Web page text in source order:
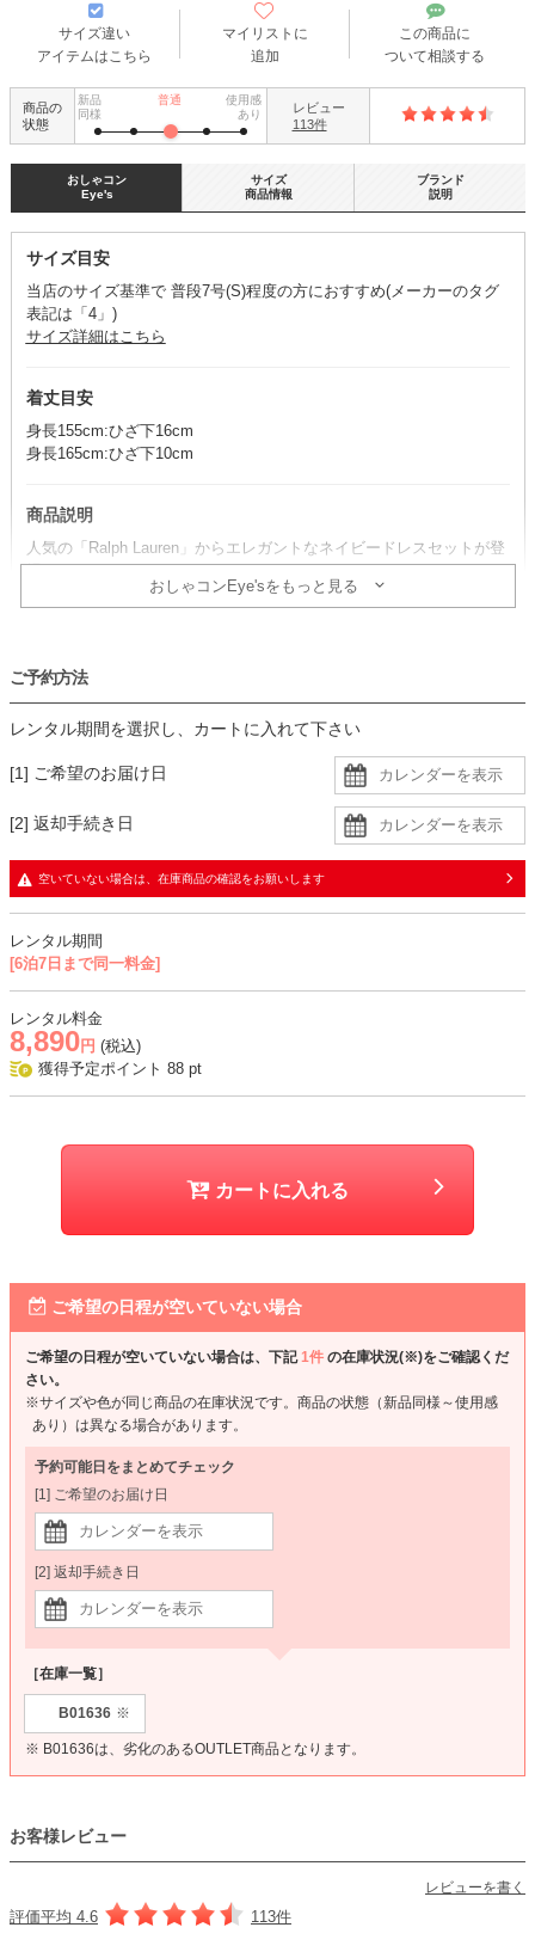
サイズ違い
アイテムはこちら
マイリストに
追加
この商品に
ついて相談する
商品の
状態
新品
同様
普通
使用感
あり
レビュー
113件
おしゃコン
Eye's
サイズ目安
当店のサイズ基準で 普段7号(S)程度の方におすすめ(メーカーのタグ
表記は「4」)
サイズ詳細はこちら
着丈目安
身長155cm:ひざ下16cm
身長165cm:ひざ下10cm
商品説明
人気の「Ralph Lauren」からエレガントなネイビードレスセットが登
場。
フラワーモチーフの総レースがとっても豪華で、気品ある大人ドレス
おしゃコンEye'sをもっと見る
コーデのポイント
ベージュ系の小物で揃えると、統一感のある華やかなコーデに仕上が
ります。
ドレスに透け感があるので、羽織りを脱いで着用される場合は、肩紐
・ドレスはレース生地に同色裏地の二枚重ねで、デコルテと背中、袖
に透け感あり
おすすめシーン
結婚式、二次会、同窓会、パーティー、顔合わせ、発表会、式典など
サイズ
商品情報
ブランド
説明
ご予約方法
レンタル期間を選択し、カートに入れて下さい
[1] ご希望のお届け日
[2] 返却手続き日
空いていない場合は、在庫商品の確認をお願いします
レンタル期間
[6泊7日まで同一料金]
レンタル料金
8,890 円 (税込)
獲得予定ポイント 88 pt
カートに入れる
ご希望の日程が空いていない場合
ご希望の日程が空いていない場合は、下記 1件 の在庫状況(※)をご確認くだ
さい。
※サイズや色が同じ商品の在庫状況です。商品の状態（新品同様～使用感
あり）は異なる場合があります。
予約可能日をまとめてチェック
[1] ご希望のお届け日
[2] 返却手続き日
［在庫一覧］
B01636 ※
※ B01636は、劣化のあるOUTLET商品となります。
お客様レビュー
レビューを書く
評価平均 4.6 113件